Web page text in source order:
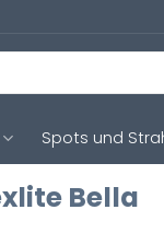
Spots und
Bella